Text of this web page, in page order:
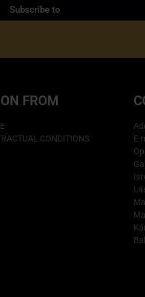
Subscribe to
FROM
CONDITIONS
E-